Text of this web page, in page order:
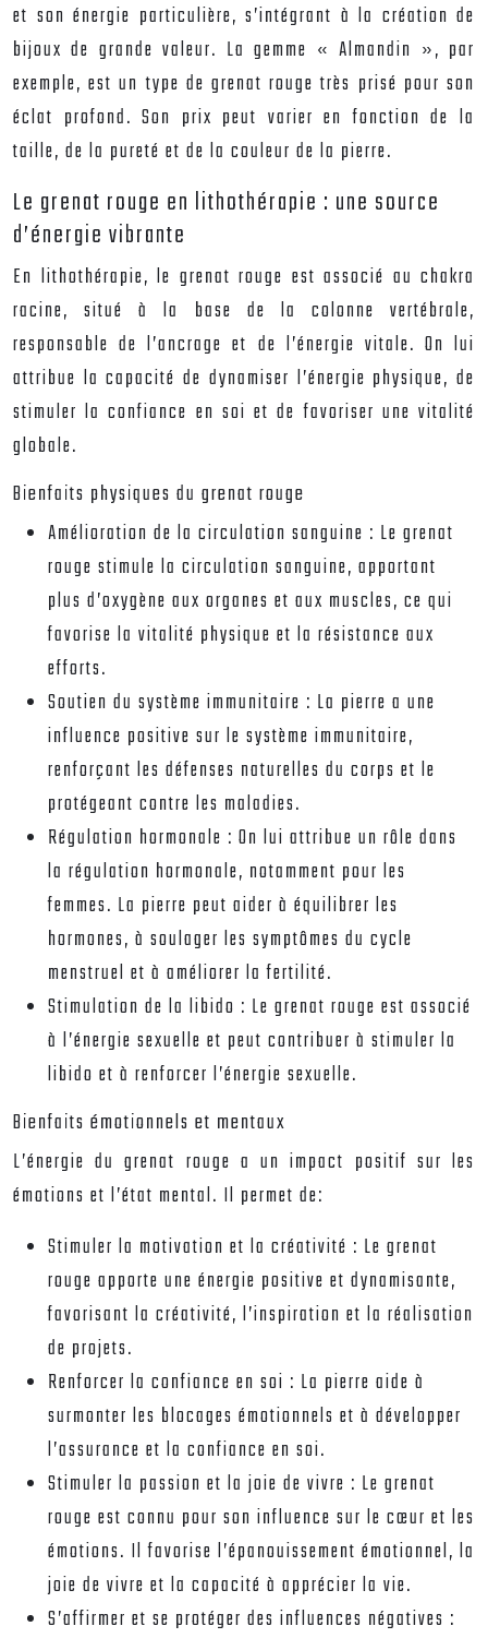
et son énergie particulière, s’intégrant à la création de
bijoux de grande valeur. La gemme « Almandin », par
exemple, est un type de grenat rouge très prisé pour son
éclat profond. Son prix peut varier en fonction de la
taille, de la pureté et de la couleur de la pierre.
Le grenat rouge en lithothérapie : une source
d’énergie vibrante
En lithothérapie, le grenat rouge est associé au chakra
racine, situé à la base de la colonne vertébrale,
responsable de l’ancrage et de l’énergie vitale. On lui
attribue la capacité de dynamiser l’énergie physique, de
stimuler la confiance en soi et de favoriser une vitalité
globale.
Bienfaits physiques du grenat rouge
Amélioration de la circulation sanguine : Le grenat
rouge stimule la circulation sanguine, apportant
plus d’oxygène aux organes et aux muscles, ce qui
favorise la vitalité physique et la résistance aux
efforts.
Soutien du système immunitaire : La pierre a une
influence positive sur le système immunitaire,
renforçant les défenses naturelles du corps et le
protégeant contre les maladies.
Régulation hormonale : On lui attribue un rôle dans
la régulation hormonale, notamment pour les
femmes. La pierre peut aider à équilibrer les
hormones, à soulager les symptômes du cycle
menstruel et à améliorer la fertilité.
Stimulation de la libido : Le grenat rouge est associé
à l’énergie sexuelle et peut contribuer à stimuler la
libido et à renforcer l’énergie sexuelle.
Bienfaits émotionnels et mentaux
L’énergie du grenat rouge a un impact positif sur les
émotions et l’état mental. Il permet de:
Stimuler la motivation et la créativité : Le grenat
rouge apporte une énergie positive et dynamisante,
favorisant la créativité, l’inspiration et la réalisation
de projets.
Renforcer la confiance en soi : La pierre aide à
surmonter les blocages émotionnels et à développer
l’assurance et la confiance en soi.
Stimuler la passion et la joie de vivre : Le grenat
rouge est connu pour son influence sur le cœur et les
émotions. Il favorise l’épanouissement émotionnel, la
joie de vivre et la capacité à apprécier la vie.
S’affirmer et se protéger des influences négatives :